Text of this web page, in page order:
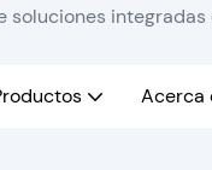
soluciones
Acerca